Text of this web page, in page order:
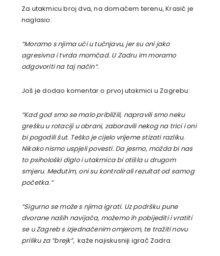
Za utakmicu broj dva, na domaćem terenu, Krasić je
naglasio:
“Moramo s njima ući u tučnjavu, jer su oni jako
agresivna i tvrda momčad. U Zadru im moramo
odgovoriti na taj način“.
Još je dodao komentar o prvoj utakmici u Zagrebu:
“Kad god smo se malo približili, napravili smo neku
grešku u rotaciji u obrani, zaboravili nekog na trici i oni
bi pogodili šut. Teško je cijelo vrijeme stizati razliku.
Nikako nismo uspjeli povesti. Da jesmo, možda bi nas
to psihološki diglo i utakmica bi otišla u drugom
smjeru. Međutim, oni su kontrolirali rezultat od samog
početka.”
“Sigurno se može s njima igrati. Uz podršku pune
dvorane naših navijača, možemo ih pobijediti i vratiti
se u Zagreb s izjednačenim omjerom, te tražiti novu
priliku za “brejk”,kaže najiskusniji igrač Zadra.